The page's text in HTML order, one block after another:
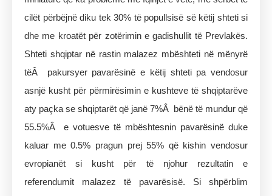
cilët përbëjnë diku tek 30% të popullsisë së këtij shteti si
dhe me kroatët për zotërimin e gadishullit të Prevlakës.
Shteti shqiptar në rastin malazez mbështeti në mënyrë
tëÂ pakursyer pavarësinë e këtij shteti pa vendosur
asnjë kusht për përmirësimin e kushteve të shqiptarëve
aty paçka se shqiptarët që janë 7%Â bënë të mundur që
55.5%Â e votuesve të mbështesnin pavarësinë duke
kaluar me 0.5% pragun prej 55% që kishin vendosur
evropianët si kusht për të njohur rezultatin e
referendumit malazez të pavarësisë. Si shpërblim